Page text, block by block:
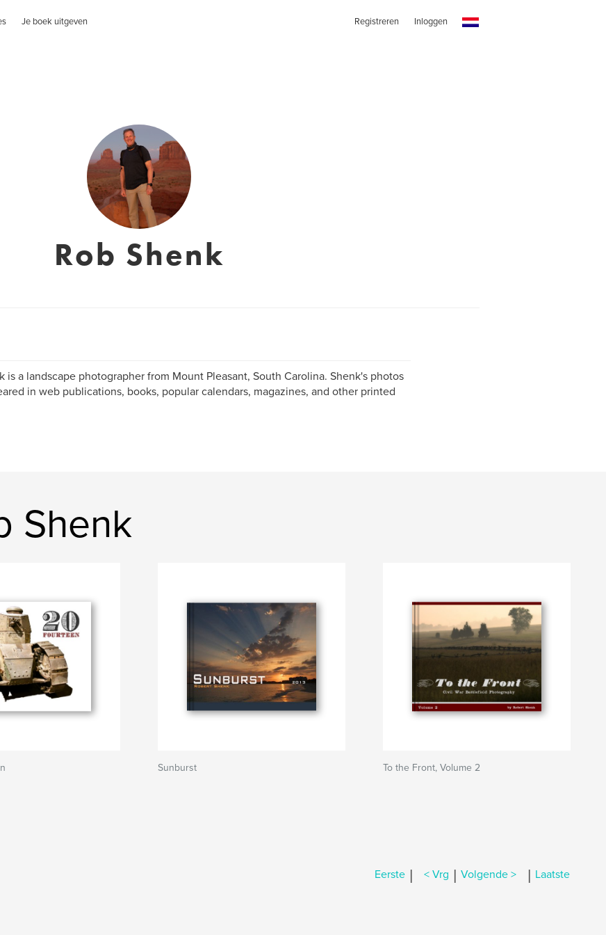
Je boek uitgeven Registreren Inloggen
Rob Shenk
is a landscape photographer from Mount Pleasant, South Carolina. Shenk's photos
in web publications, books, popular calendars, magazines, and other printed
Shenk
Sunburst To the Front, Volume 2
Eerste | < Vrg | Volgende > | Laatste